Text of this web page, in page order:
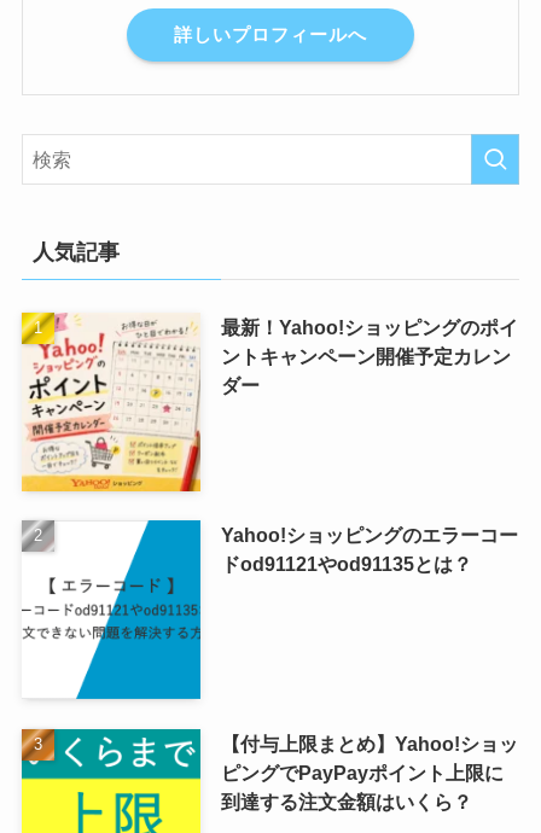
詳しいプロフィールへ
人気記事
最新！Yahoo!ショッピングのポイ
ントキャンペーン開催予定カレン
ダー
Yahoo!ショッピングのエラーコー
ドod91121やod91135とは？
【付与上限まとめ】Yahoo!ショッ
ピングでPayPayポイント上限に
到達する注文金額はいくら？